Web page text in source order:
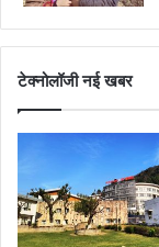
टेक्नोलॉजी नई खबर